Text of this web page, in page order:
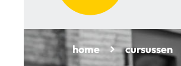
home cursussen